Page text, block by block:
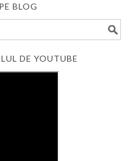
BLOG
DE YOUTUBE